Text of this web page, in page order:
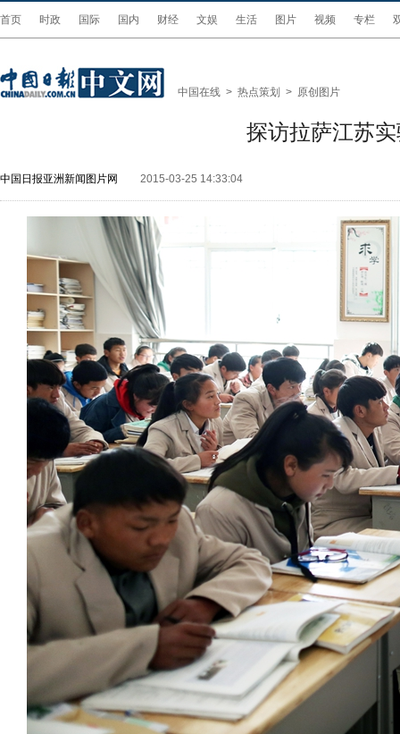
首页 时政 国际 国内 财经 文娱 生活 图片 视频 专栏
中国在线 > 热点策划 > 原创图片
探访拉萨江苏
中国日报亚洲新闻图片网 2015-03-25 14:33:04